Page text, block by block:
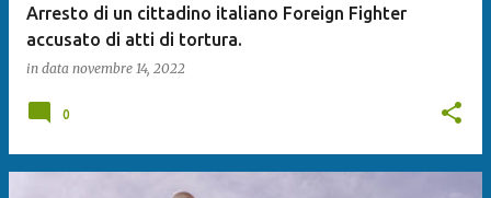
Arresto di un cittadino italiano Foreign Fighter
accusato di atti di tortura.
in data novembre 14, 2022
0